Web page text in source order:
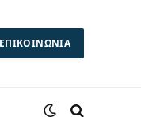
ΕΠΙΚΟΙΝΩΝΙΑ